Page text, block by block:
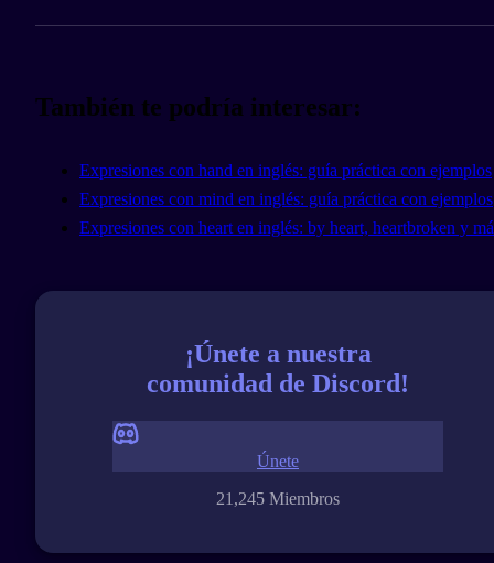
También te podría interesar:
Expresiones con hand en inglés: guía práctica con ejemplos
Expresiones con mind en inglés: guía práctica con ejemplos
Expresiones con heart en inglés: by heart, heartbroken y
¡Únete a nuestra
comunidad de Discord!
21,245 Miembros
Únete